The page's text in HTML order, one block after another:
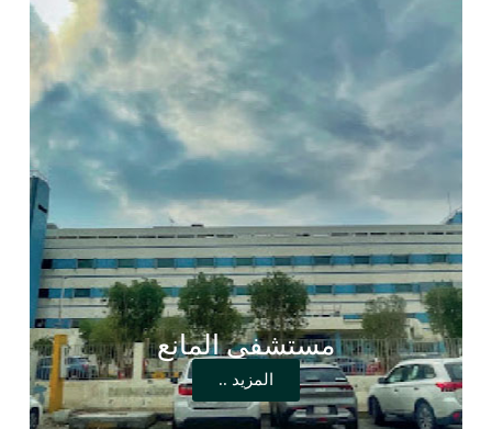
مستشفى المانع
المزيد ..